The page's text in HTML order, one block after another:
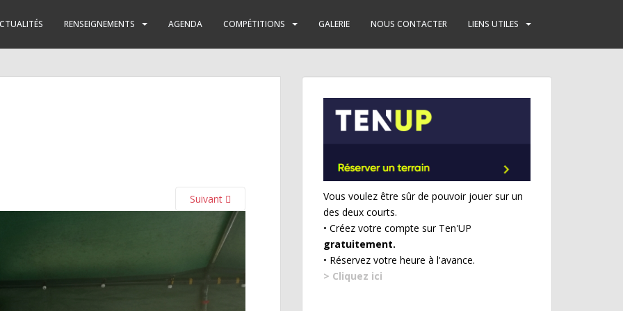
RENSEIGNEMENTS AGENDA COMPÉTITIONS GALERIE NOUS CONTACTER LIENS UTILES
Suivant
Vous voulez être sûr de pouvoir jouer sur un
des deux courts.
• Créez votre compte sur Ten'UP
gratuitement.
• Réservez votre heure à l'avance.
> Cliquez ici